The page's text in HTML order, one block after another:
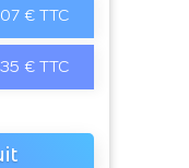
€ TTC
€ TTC